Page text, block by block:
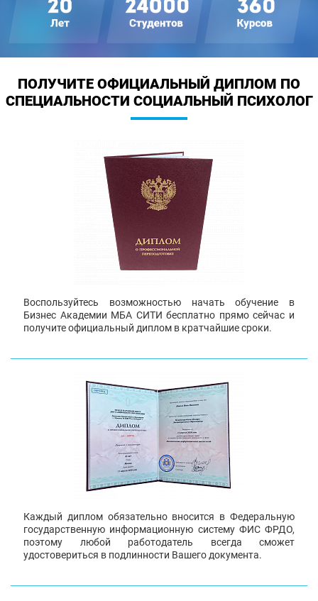
ПОЛУЧИТЕ ОФИЦИАЛЬНЫЙ ДИПЛОМ ПО
СПЕЦИАЛЬНОСТИ СОЦИАЛЬНЫЙ ПСИХОЛОГ
Воспользуйтесь возможностью начать обучение в
Бизнес Академии МБА СИТИ бесплатно прямо сейчас и
получите официальный диплом в кратчайшие сроки.
Каждый диплом обязательно вносится в Федеральную
государственную информационную систему ФИС ФРДО,
поэтому любой работодатель всегда сможет
удостовериться в подлинности Вашего документа.